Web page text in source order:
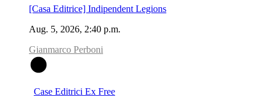
[Casa Editrice] Indipendent Legions
Aug. 5, 2026, 2:40 p.m.
Gianmarco Perboni
Case Editrici Ex Free